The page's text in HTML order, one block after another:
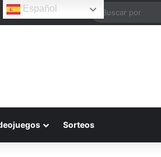
Español
Sorteos